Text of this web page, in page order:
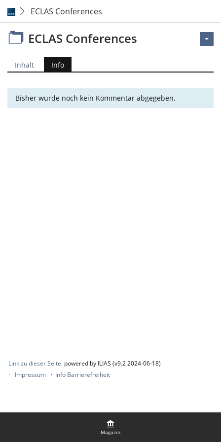
ECLAS Conferences
Magazin
ECLAS Conferences
Inhalt Info
Bisher wurde noch kein Kommentar abgegeben.
Link zu dieser Seite powered by ILIAS (v9.2 2024-06-18)
Impressum
Info Barrierefreiheit